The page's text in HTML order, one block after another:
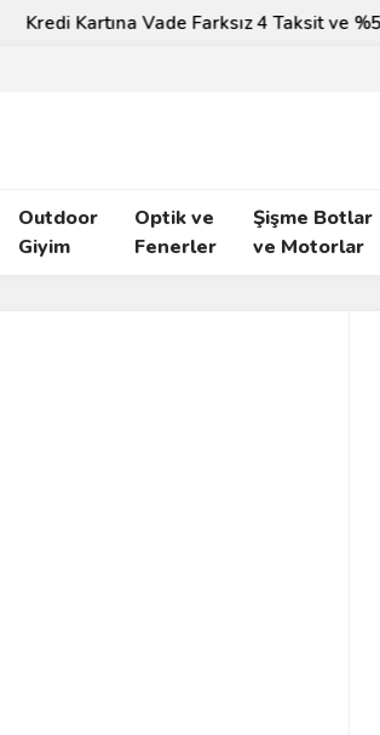
Kredi Kartına Vade Farksız 4 Taksit ve %5
Outdoor
Giyim
Optik ve
Fenerler
Şişme Botlar
ve Motorlar